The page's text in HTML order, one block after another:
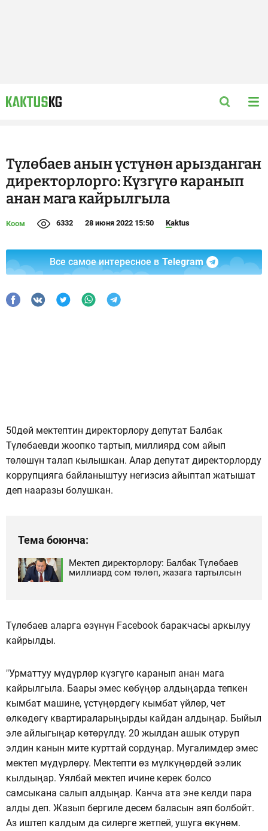
Түлөбаев анын үстүнөн арызданган
директорлорго: Күзгүгө каранып
анан мага кайрылгыла
Коом 6332 28 июня 2022 15:50 Kaktus
Все самое интересное в Telegram
50дөй мектептин директорлору депутат Балбак
Түлөбаевди жоопко тартып, миллиярд сом айып
төлөшүн талап кылышкан. Алар депутат директорлорду
коррупцияга байланыштуу негизсиз айыптап жатышат
деп нааразы болушкан.
Тема боюнча:
Мектеп директорлору: Балбак Түлөбаев
миллиард сом төлөп, жазага тартылсын
Түлөбаев аларга өзүнүн Facebook баракчасы аркылуу
кайрылды.
"Урматтуу мүдүрлөр күзгүгө каранып анан мага
кайрылгыла. Баары эмес көбүңөр алдыңарда тепкен
кымбат машине, үстүңөрдөгү кымбат үйлөр, чет
өлкөдөгү квартираларыңырды кайдан алдыңар. Быйыл
эле айлыгыңар көтөрүлдү. 20 жылдан ашык отуруп
элдин канын мите курттай сордуңар. Мугалимдер эмес
мектеп мүдүрлөрү. Мектепти өз мүлкүңөрдөй ээлик
кылдыңар. Уялбай мектеп ичине керек болсо
самсыкана салып алдыңар. Канча ата эне келди пара
алды деп. Жазып бергиле десем баласын аяп болбойт.
Аз иштеп калдым да силерге жетпей, ушуга өкүнөм.